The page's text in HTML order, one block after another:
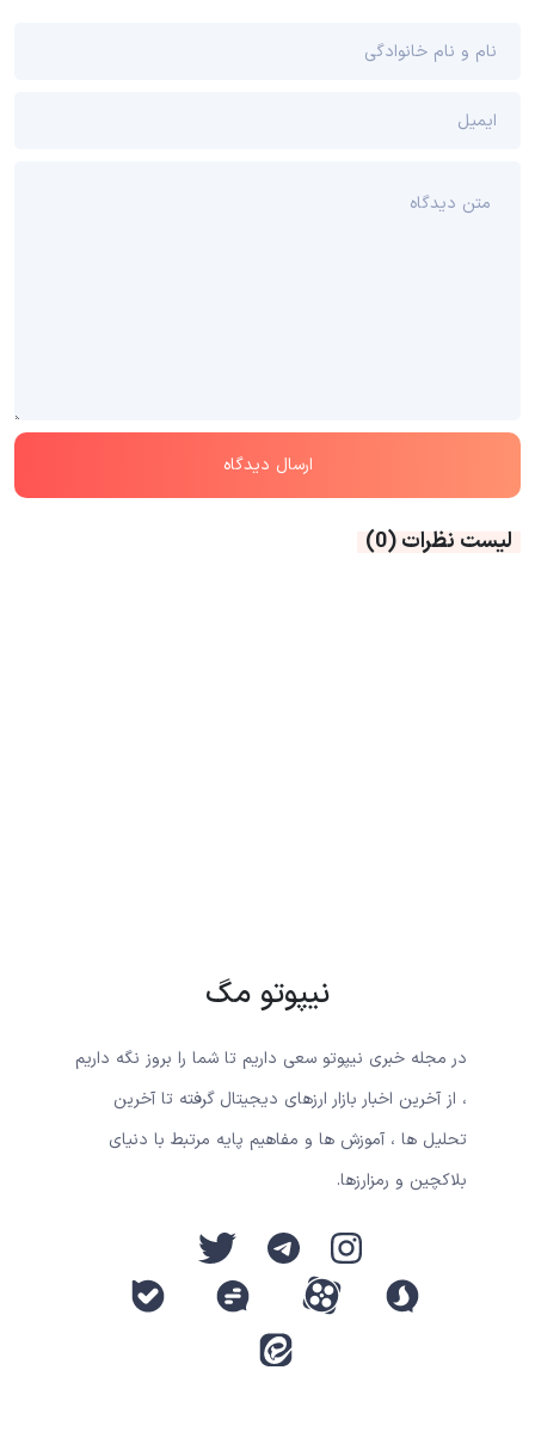
لیست نظرات(0)
نیپوتو مگ
در مجله خبری نیپوتو سعی داریم تا شما را بروز نگه داریم
، از آخرین اخبار بازار ارزهای دیجیتال گرفته تا آخرین
تحلیل ها ، آموزش ها و مفاهیم پایه مرتبط با دنیای
بلاکچین و رمزارزها.